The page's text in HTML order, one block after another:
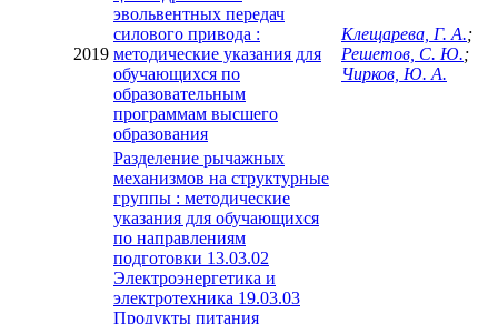
2019
эвольвентных передач
силового привода :
методические указания для
обучающихся по
образовательным
программам высшего
образования
Клещарева, Г. А.;
Решетов, С. Ю.;
Чирков, Ю. А.
Разделение рычажных
механизмов на структурные
группы : методические
указания для обучающихся
по направлениям
подготовки 13.03.02
Электроэнергетика и
электротехника 19.03.03
Продукты питания